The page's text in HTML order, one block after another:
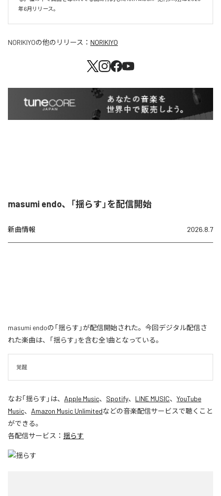
年6月リリース。
NORIKIYOの他のリリース： NORIKIYO
masumi endo、「揺らす」を配信開始
新曲情報 2026.8.7
masumi endoの「揺らす」が配信開始された。今回デジタル配信さ
れた楽曲は、「揺らす」を含む全1曲となっている。
覚醒
なお「揺らす 」は、 Apple Music、 Spotify、 LINE MUSIC、 YouTube
Music、 Amazon Music Unlimitedなどの音楽配信サービスで聴くこと
ができる。
各配信サービス： 揺らす